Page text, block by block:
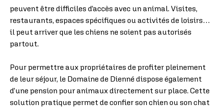
peuvent être difficiles d’accès avec un animal. Visites,
restaurants, espaces spécifiques ou activités de loisirs…
il peut arriver que les chiens ne soient pas autorisés
partout.
Pour permettre aux propriétaires de profiter pleinement
de leur séjour, le Domaine de Dienné dispose également
d’une pension pour animaux directement sur place. Cette
solution pratique permet de confier son chien ou son chat